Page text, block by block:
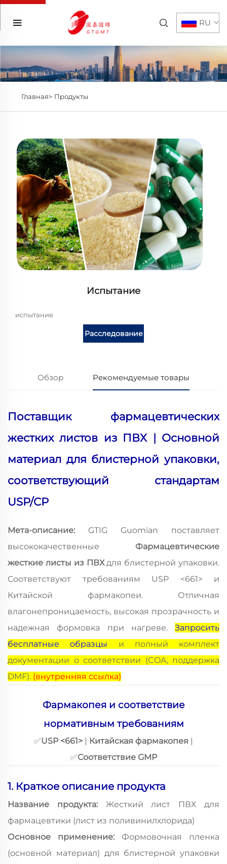
RU
Главная> Продукты
Испытание
испытание
Расследование
Обзор Рекомендуемые товары
Поставщик фармацевтических
жестких листов из ПВХ | Основной
материал для блистерной упаковки,
соответствующий стандартам
USP/CP
Мета-описание: GTIG Guomian поставляет
высококачественные Фармацевтические
жесткие листы из ПВХдля блистерной упаковки.
Соответствуют требованиям USP <661> и
Китайской фармакопеи. Отличная
влагонепроницаемость, высокая прозрачность и
надежная формовка при нагреве. Запросить
бесплатные образцы и полный комплект
документации о соответствии (COA, поддержка
DMF). (внутренняя ссылка)
Фармакопея и соответствие
нормативным требованиям
✅USP <661> Китайская фармакопея
✅Соответствие GMP
1. Краткое описание продукта
Название продукта: Жесткий лист ПВХ для
фармацевтики (лист из поливинилхлорида)
Основное применение: Формовочная пленка
(основной материал) для блистерной упаковки